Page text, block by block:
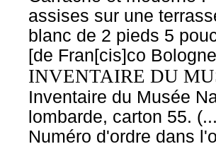
assises sur une
blanc de 2 pieds 5
[de Fran[cis]co
INVENTAIRE DU
Inventaire du Musée
lombarde, carton 55.
Numéro d'ordre dans